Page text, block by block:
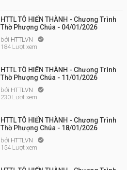
HTTL TÔ HIẾN THÀNH - Chương Trình
Thờ Phượng Chúa - 04/01/2026
bởi HTTLVN 
184 Lượt xem
HTTL TÔ HIẾN THÀNH - Chương Trình
Thờ Phượng Chúa - 11/01/2026
bởi HTTLVN 
230 Lượt xem
HTTL TÔ HIẾN THÀNH - Chương Trình
Thờ Phượng Chúa - 18/01/2026
bởi HTTLVN 
154 Lượt xem